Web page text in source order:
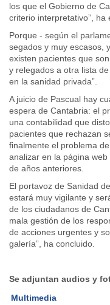
los que el Gobierno de
criterio interpretativo”, ha
Porque - según el
segados y muy escasos,
existen pacientes que
y relegados a otra lista
en la sanidad privada”.
A juicio de Pascual hay
espera de Cantabria: el
una contabilidad que
pacientes que rechazan
finalmente el problema
analizar en la página
de años anteriores.
El portavoz de Sanidad
estará muy vigilante y
de los ciudadanos de
mala gestión de los
de acciones urgentes y
galería”, ha concluido.
Se adjuntan audios y
Multimedia